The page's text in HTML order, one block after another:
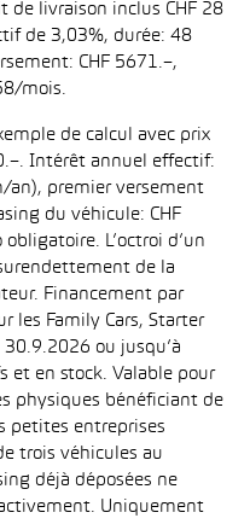
de livraison inclus CHF 28
de 3,03%, durée: 48
CHF 5671.–,
mois.
de calcul avec prix
Intérêt annuel effectif:
an), premier versement
du véhicule: CHF
L’octroi d’un
de la
Financement par
les Family Cars, Starter
30.9.2026 ou jusqu’à
et en stock. Valable pour
physiques bénéficiant de
petites entreprises
trois véhicules au
déjà déposées ne
Uniquement